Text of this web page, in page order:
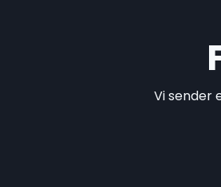
Vi sender